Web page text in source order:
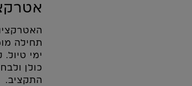
תחילה
ימי
כולן
התקציב.